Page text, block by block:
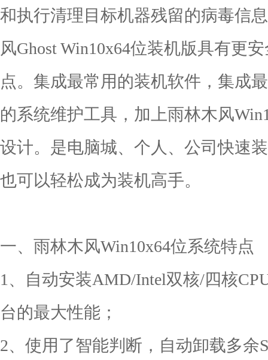
和执行清理目标机器残留的病毒信
风Ghost Win10x64位装机版具有更
点。集成最常用的装机软件，集成
的系统维护工具，加上雨林木风
设计。是电脑城、个人、公司快速
也可以轻松成为装机高手。
一、雨林木风Win10x64位系统特点
1、自动安装AMD/Intel双核/四核
台的最大性能；
2、使用了智能判断，自动卸载多余